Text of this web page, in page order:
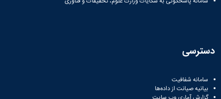
دسترسی
سامانه شفافیت
بیانیه صیانت از داده‌ها